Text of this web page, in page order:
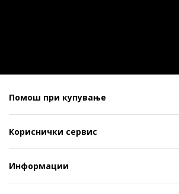
Помош при купување
Кориснички сервис
Информации